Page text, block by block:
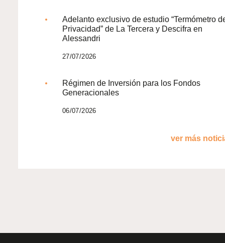
Adelanto exclusivo de estudio “Termómetro
Privacidad” de La Tercera y Descifra en
Alessandri
27/07/2026
Régimen de Inversión para los Fondos
Generacionales
06/07/2026
ver más